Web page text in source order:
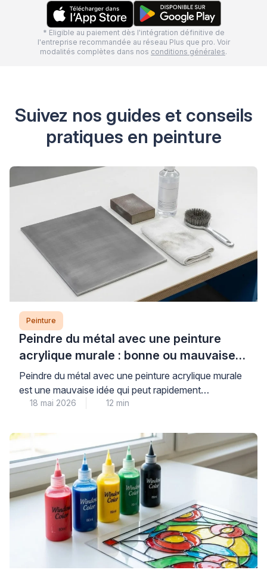
* Eligible au paiement dès l'intégration définitive de
l'entreprise recommandée au réseau Plus que pro. Voir
modalités complètes dans nos conditions générales.
Suivez nos guides et conseils
pratiques en peinture
Peinture
Peindre du métal avec une peinture
acrylique murale : bonne ou mauvaise
idée ?
Peindre du métal avec une peinture acrylique murale
est une mauvaise idée qui peut rapidement
compromettre la durabilité et l’esthétique de vos
pour les surfaces poreuses comme le plâtre, n’offrent
ni l’adhérence ni la protection anticorrosion
nécessaires aux supports métalliques, exposant ainsi
votre installation à l’écaillage et à la […]
18 mai 2026 12 min